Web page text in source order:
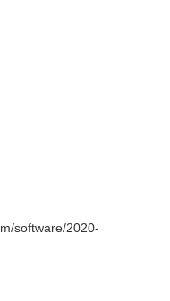
一些视频处理的基本
software/2020-